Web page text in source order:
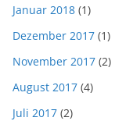
Januar 2018 (1)
Dezember 2017 (1)
November 2017 (2)
August 2017 (4)
Juli 2017 (2)